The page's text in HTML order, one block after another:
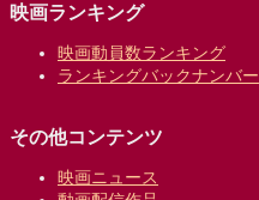
映画ランキング
映画動員数ランキング
ランキングバックナンバー
その他コンテンツ
映画ニュース